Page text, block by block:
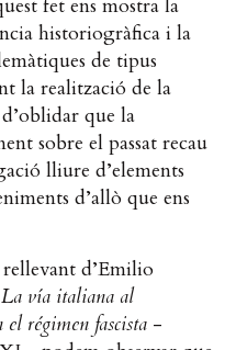
fet ens mostra la
historiogràfica i la
de tipus
la realització de la
que la
sobre el passat recau
lliure d’elements
d’allò que ens
d’Emilio
La vía italiana al
régimen fascista -